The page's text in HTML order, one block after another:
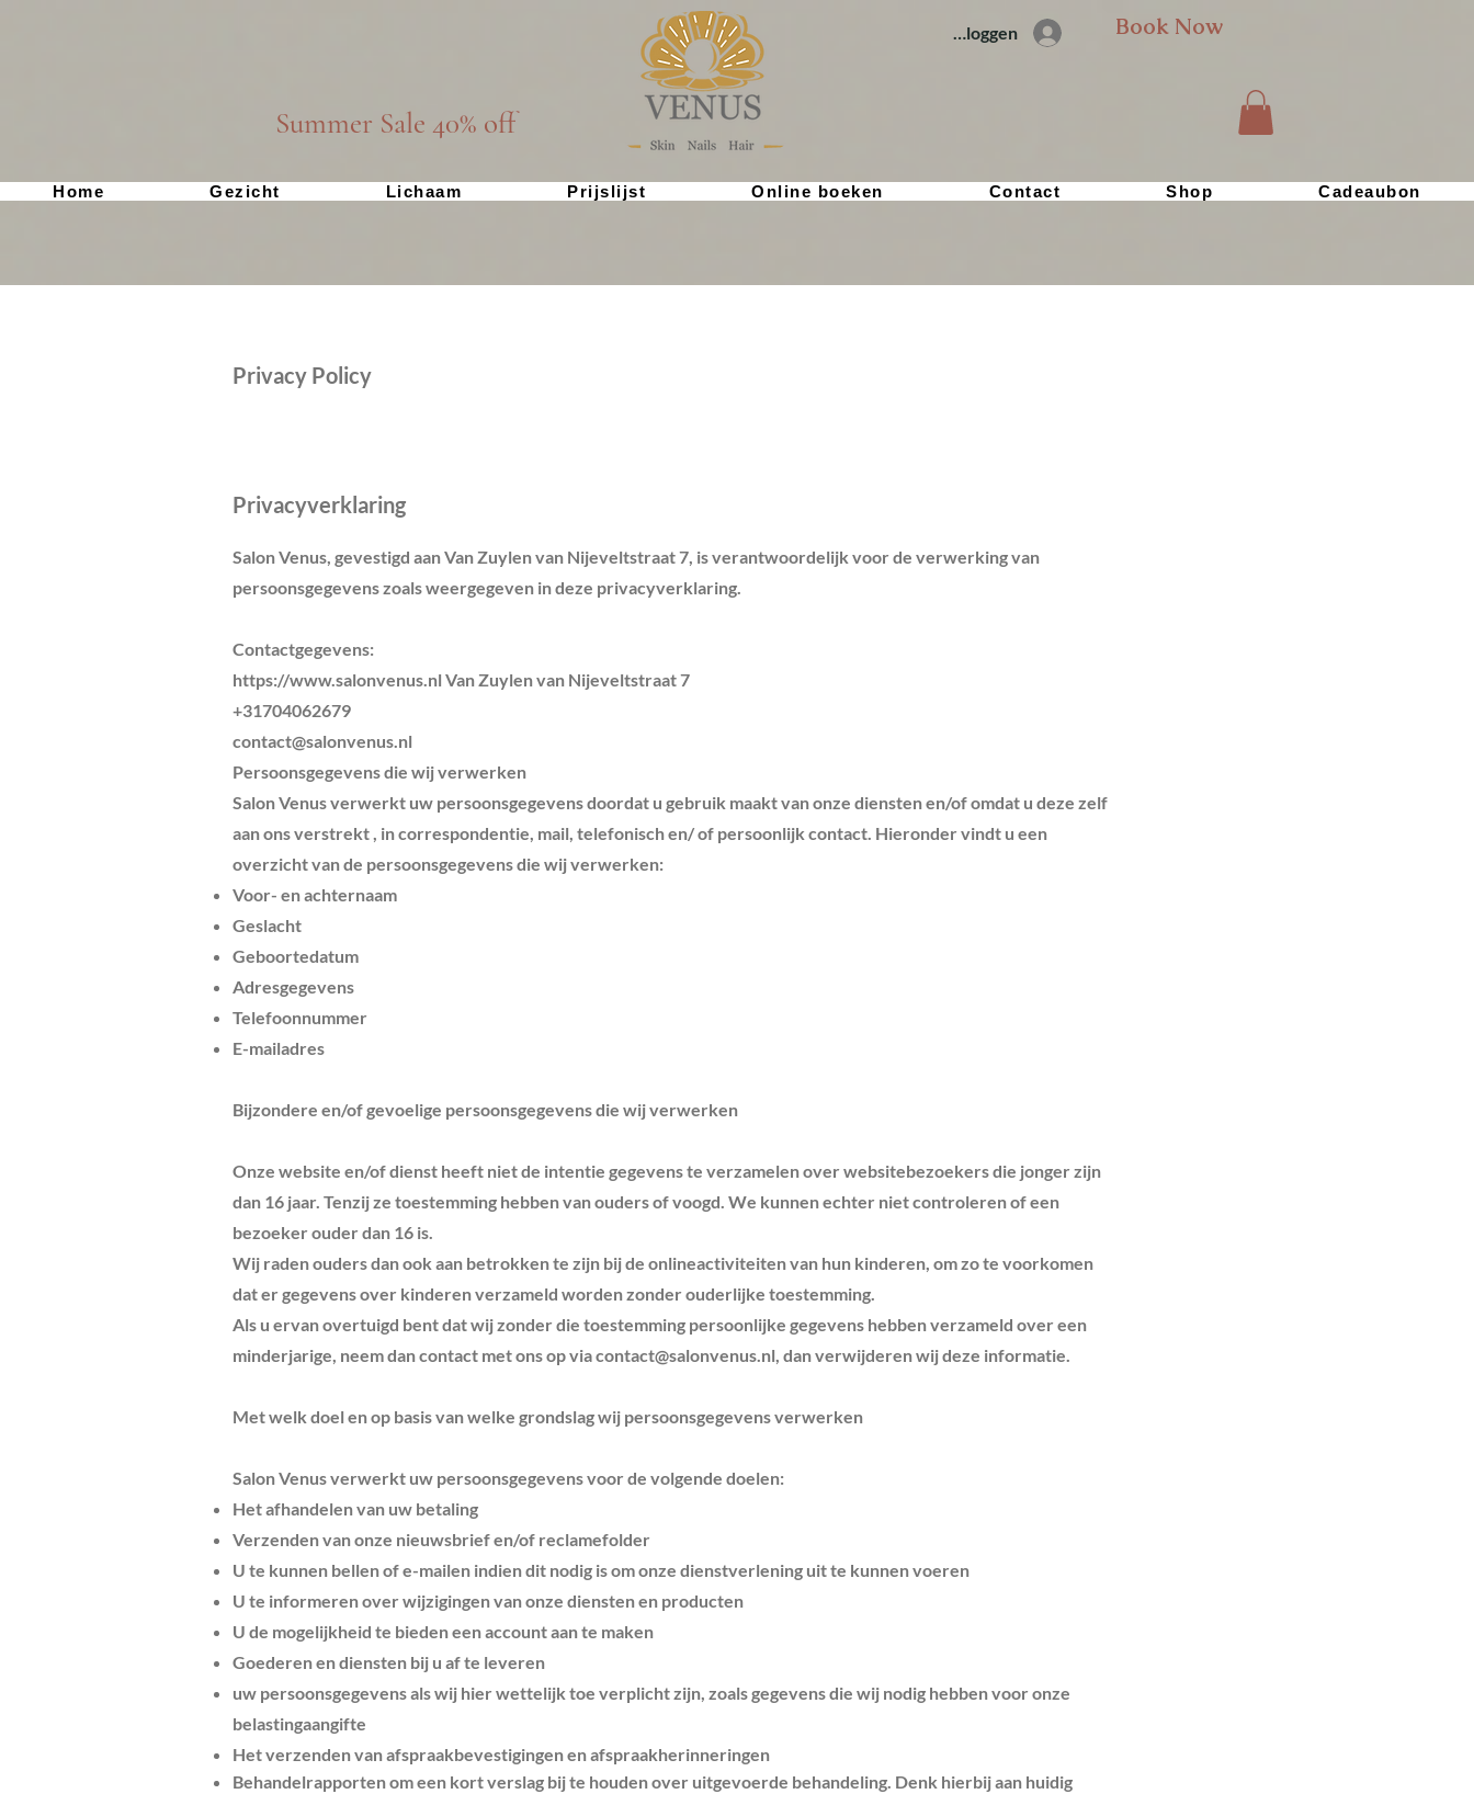
Summer Sale 40% off
Inloggen Book Now
Home Gezicht Lichaam Prijslijst Online boeken Contact Shop Cadeaubon
Privacy Policy
Privacyverklaring
Salon Venus, gevestigd aan Van Zuylen van Nijeveltstraat 7, is verantwoordelijk voor de verwerking van
persoonsgegevens zoals weergegeven in deze privacyverklaring.
Contactgegevens:
https://www.salonvenus.nl Van Zuylen van Nijeveltstraat 7
+31704062679
contact@salonvenus.nl
Persoonsgegevens die wij verwerken
Salon Venus verwerkt uw persoonsgegevens doordat u gebruik maakt van onze diensten en/of omdat u deze zelf
aan ons verstrekt , in correspondentie, mail, telefonisch en/ of persoonlijk contact. Hieronder vindt u een
overzicht van de persoonsgegevens die wij verwerken:
Voor- en achternaam
Geslacht
Geboortedatum
Adresgegevens
Telefoonnummer
E-mailadres
Bijzondere en/of gevoelige persoonsgegevens die wij verwerken
Onze website en/of dienst heeft niet de intentie gegevens te verzamelen over websitebezoekers die jonger zijn
dan 16 jaar. Tenzij ze toestemming hebben van ouders of voogd. We kunnen echter niet controleren of een
bezoeker ouder dan 16 is.
Wij raden ouders dan ook aan betrokken te zijn bij de onlineactiviteiten van hun kinderen, om zo te voorkomen
dat er gegevens over kinderen verzameld worden zonder ouderlijke toestemming.
Als u ervan overtuigd bent dat wij zonder die toestemming persoonlijke gegevens hebben verzameld over een
minderjarige, neem dan contact met ons op viacontact@salonvenus.nl, dan verwijderen wij deze informatie.
Met welk doel en op basis van welke grondslag wij persoonsgegevens verwerken
Salon Venus verwerkt uw persoonsgegevens voor de volgende doelen:
Het afhandelen van uw betaling
Verzenden van onze nieuwsbrief en/of reclamefolder
U te kunnen bellen of e-mailen indien dit nodig is om onze dienstverlening uit te kunnen voeren
U te informeren over wijzigingen van onze diensten en producten
U de mogelijkheid te bieden een account aan te maken
Goederen en diensten bij u af te leveren
uw persoonsgegevens als wij hier wettelijk toe verplicht zijn, zoals gegevens die wij nodig hebben voor onze
belastingaangifte
Het verzenden van afspraakbevestigingen en afspraakherinneringen
Behandelrapporten om een kort verslag bij te houden over uitgevoerde behandeling. Denk hierbij aan huidig